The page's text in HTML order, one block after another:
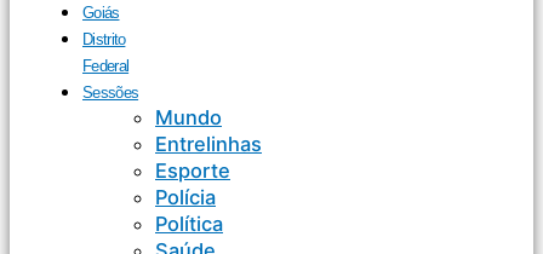
Goiás
Distrito
Federal
Sessões
Mundo
Entrelinhas
Esporte
Polícia
Política